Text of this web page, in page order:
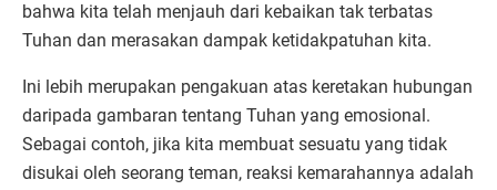
bahwa kita telah menjauh dari kebaikan tak terbatas
Tuhan dan merasakan dampak ketidakpatuhan kita.
Ini lebih merupakan pengakuan atas keretakan hubungan
daripada gambaran tentang Tuhan yang emosional.
Sebagai contoh, jika kita membuat sesuatu yang tidak
disukai oleh seorang teman, reaksi kemarahannya adalah